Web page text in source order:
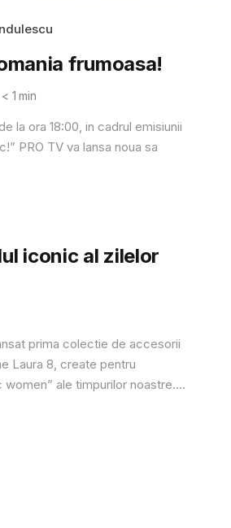
frumoasa!
< 1 min
la ora 18:00, in cadrul emisiunii
PRO TV va lansa noua sa
iconic al zilelor
prima colectie de accesorii
Laura 8, create pentru
ale timpurilor noastre....